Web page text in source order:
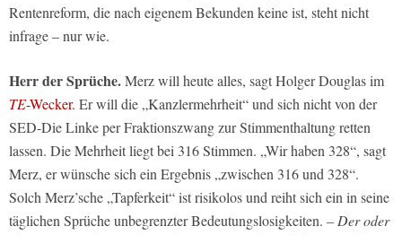
Rentenreform, die nach eigenem Bekunden keine ist, steht nicht
infrage – nur wie.
Herr der Sprüche.Merz will heute alles, sagt Holger Douglas im
TE-Wecker. Er will die „Kanzlermehrheit“ und sich nicht von der
SED-Die Linke per Fraktionszwang zur Stimmenthaltung retten
lassen. Die Mehrheit liegt bei 316 Stimmen. „Wir haben 328“, sagt
Merz, er wünsche sich ein Ergebnis „zwischen 316 und 328“.
Solch Merz’sche „Tapferkeit“ ist risikolos und reiht sich ein in seine
täglichen Sprüche unbegrenzter Bedeutungslosigkeiten. – Der oder